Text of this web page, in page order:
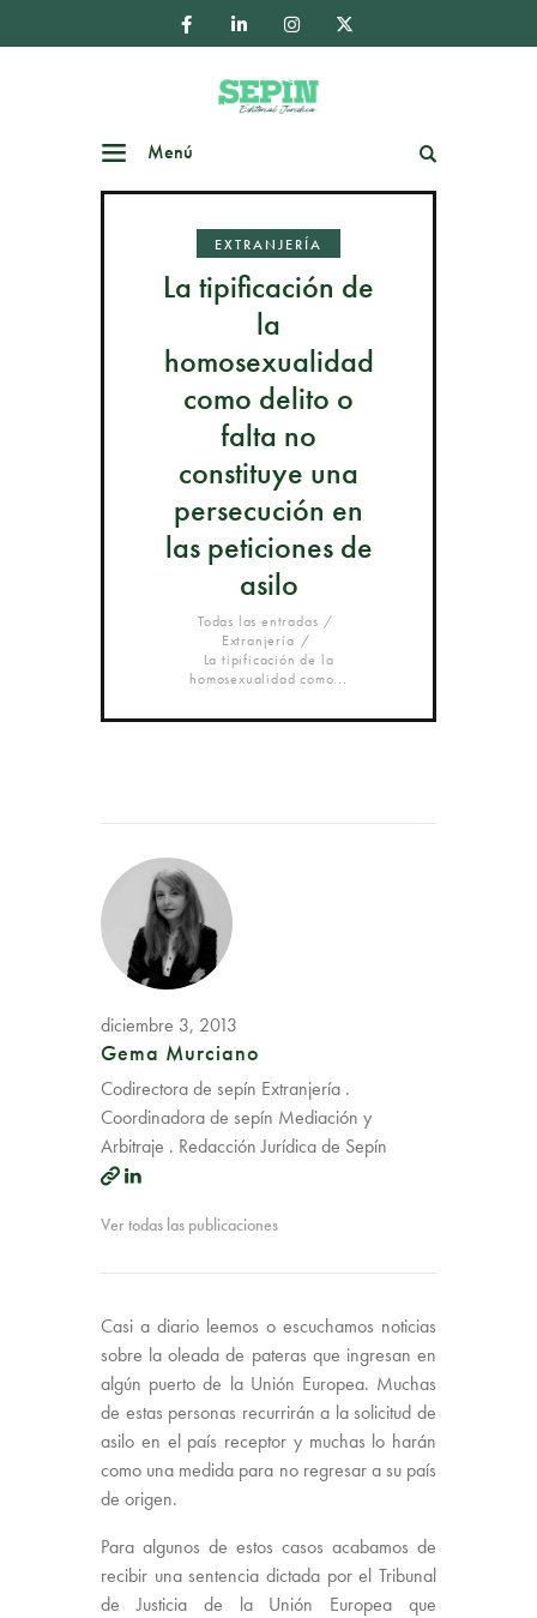
Menú
EXTRANJERÍA
La tipificación de
la
homosexualidad
como delito o
falta no
constituye una
persecución en
las peticiones de
asilo
Todas las entradas
Extranjería
La tipificación de la
homosexualidad como...
diciembre 3, 2013
Gema Murciano
Codirectora de sepín Extranjería .
Coordinadora de sepín Mediación y
Arbitraje . Redacción Jurídica de Sepín
Ver todas las publicaciones
Casi a diario leemos o escuchamos noticias
sobre la oleada de pateras que ingresan en
algún puerto de la Unión Europea. Muchas
de estas personas recurrirán a la solicitud de
asilo en el país receptor y muchas lo harán
como una medida para no regresar a su país
de origen.
Para algunos de estos casos acabamos de
recibir una sentencia dictada por el Tribunal
de Justicia de la Unión Europea que